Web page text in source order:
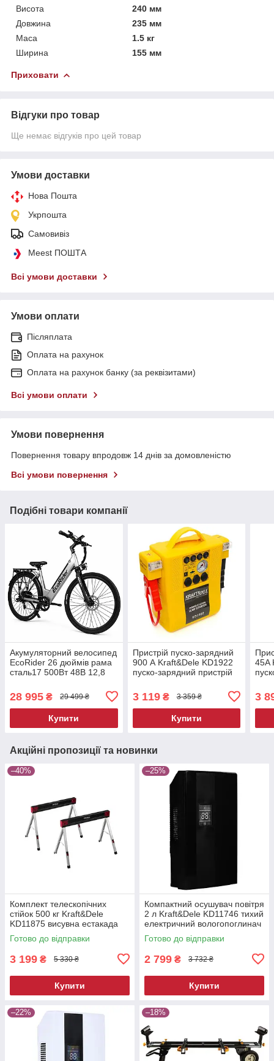
Висота
240 мм
Довжина
235 мм
Маса
1.5 кг
Ширина
155 мм
Приховати
Відгуки про товар
Ще немає відгуків про цей товар
Умови доставки
Нова Пошта
Укрпошта
Самовивіз
Meest ПОШТА
Всі умови доставки
Умови оплати
Післяплата
Оплата на рахунок
Оплата на рахунок банку (за реквізитами)
Всі умови оплати
Умови повернення
Повернення товару впродовж 14 днів за домовленістю
Всі умови повернення
Подібні товари компанії
Акумуляторний велосипед
EcoRider 26 дюймів рама
сталь17 500Вт 48В 12,8
для повсякденної їзди
28 995 ₴ 29 499 ₴
Купити
Пристрій пуско-зарядний
900 А Kraft&Dele KD1922
пуско-зарядний пристрій
3 119₴ 3 359 ₴
Купити
45A
3
Акційні пропозиції та новинки
–40%
Комплект телескопічних
стійок 500 кг Kraft&Dele
KD11875 висувна естакада
Готово до відправки
3 199 ₴ 5 330 ₴
Купити
–25%
Компактний осушувач повітря
2 л Kraft&Dele KD11746 тихий
електричний вологопоглинач
Готово до відправки
2 799 ₴ 3 732 ₴
Купити
–22% –18%